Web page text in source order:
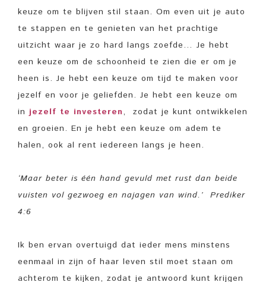
keuze om te blijven stil staan. Om even uit je auto
te stappen en te genieten van het prachtige
uitzicht waar je zo hard langs zoefde… Je hebt
een keuze om de schoonheid te zien die er om je
heen is. Je hebt een keuze om tijd te maken voor
jezelf en voor je geliefden. Je hebt een keuze om
in jezelf te investeren,
zodat je kunt ontwikkelen
en groeien. En je hebt een keuze om adem te
halen, ook al rent iedereen langs je heen.
‘Maar beter is één hand gevuld met rust dan beide
vuisten vol gezwoeg en najagen van wind.’ Prediker
4:6
Ik ben ervan overtuigd dat ieder mens minstens
eenmaal in zijn of haar leven stil moet staan om
achterom te kijken, zodat je antwoord kunt krijgen